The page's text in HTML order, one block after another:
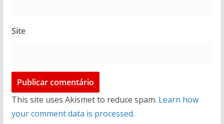
Site
This site uses Akismet to reduce spam. Learn how
your comment data is processed.